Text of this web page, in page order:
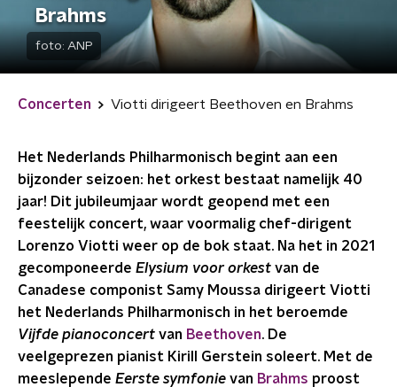
Brahms
foto: ANP
Concerten Viotti dirigeert Beethoven en Brahms
Het Nederlands Philharmonisch begint aan een
bijzonder seizoen: het orkest bestaat namelijk 40
jaar! Dit jubileumjaar wordt geopend met een
feestelijk concert, waar voormalig chef-dirigent
Lorenzo Viotti weer op de bok staat. Na het in 2021
gecomponeerde Elysium voor orkest van de
Canadese componist Samy Moussa dirigeert Viotti
het Nederlands Philharmonisch in het beroemde
Vijfde pianoconcert van Beethoven. De
veelgeprezen pianist Kirill Gerstein soleert. Met de
meeslepende Eerste symfonie van Brahms proost